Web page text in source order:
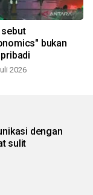
bukan
2026
dengan
sulit